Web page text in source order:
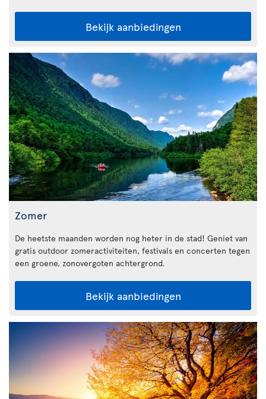
Bekijk aanbiedingen
Zomer
De heetste maanden worden nog heter in de stad! Geniet van
gratis outdoor zomeractiviteiten, festivals en concerten tegen
een groene, zonovergoten achtergrond.
Bekijk aanbiedingen